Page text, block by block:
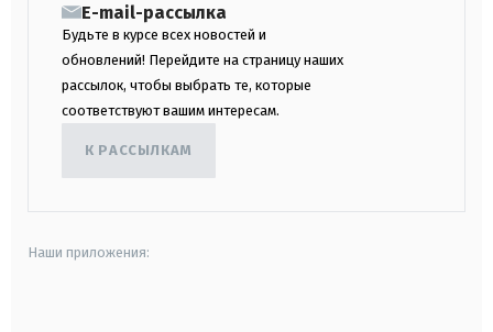
E-mail-рассылка
Будьте в курсе всех новостей и
обновлений! Перейдите на страницу наших
рассылок, чтобы выбрать те, которые
соответствуют вашим интересам.
К РАССЫЛКАМ
Наши приложения: